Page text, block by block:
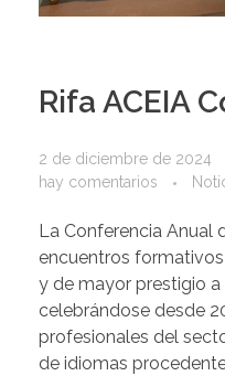
Rifa ACEIA
2 de diciembre de 2024
hay comentarios
La Conferencia Anual
encuentros
y de mayor prestigio
celebrándose desde
profesionales del
de idiomas